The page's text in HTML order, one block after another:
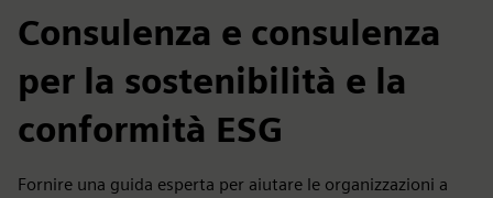
Consulenza e consulenza
per la sostenibilità e la
conformità ESG
Fornire una guida esperta per aiutare le organizzazioni a